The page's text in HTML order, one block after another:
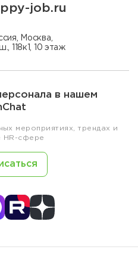
job.ru
Москва,
118к1, 10 этаж
в нашем
мероприятиях, трендах и
HR-сфере